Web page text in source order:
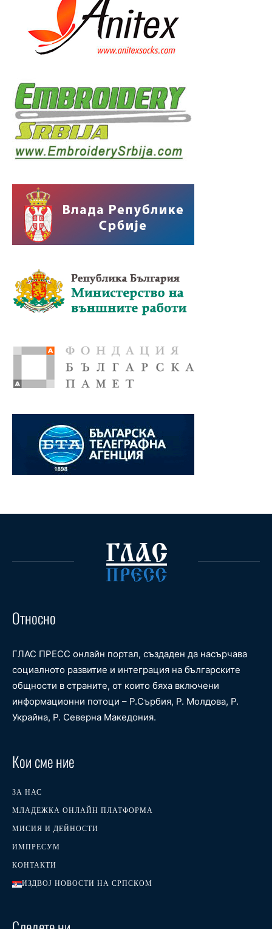
Относно
ГЛАС ПРЕСС онлайн портал, създаден да насърчава
социалното развитие и интеграция на българските
общности в страните, от които бяха включени
информационни потоци – Р.Сърбия, Р. Молдова, Р.
Украйна, Р. Северна Македония.
Кои сме ние
ЗА НАС
МЛАДЕЖКА ОНЛАЙН ПЛАТФОРМА
МИСИЯ И ДЕЙНОСТИ
ИМПРЕСУМ
КОНТАКТИ
ИЗДВОЈ НОВОСТИ НА СРПСКОМ